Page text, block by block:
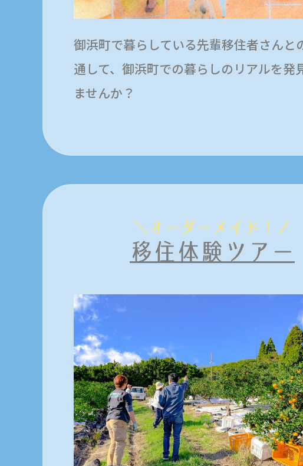
御浜町で暮らしている先輩移住者さんと
通して、御浜町での暮らしのリアルを発
ませんか？
＼ オーダーメイド！／
移住体験ツアー